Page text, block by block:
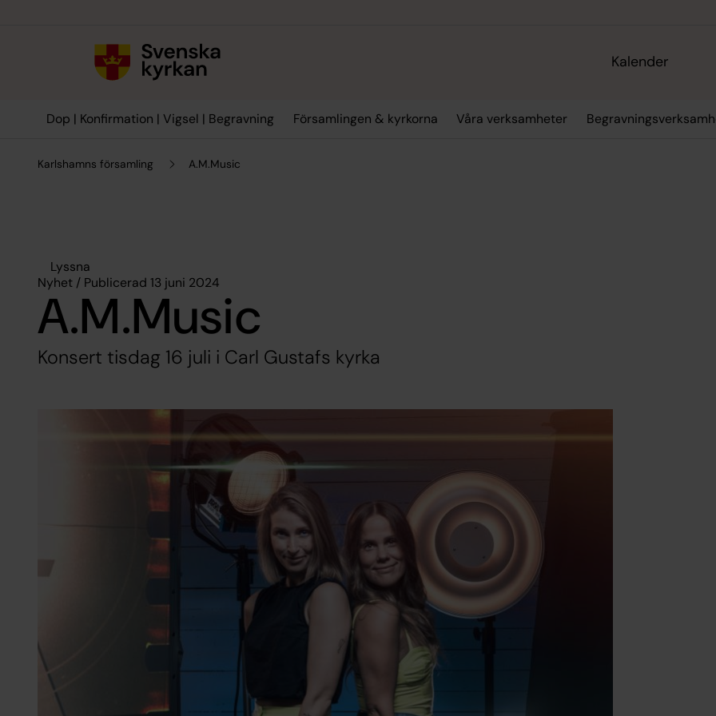
Kalender
Dop | Konfirmation | Vigsel | Begravning Församlingen & kyrkorna Våra verksamheter
Karlshamns församling A.M.Music
Lyssna
Nyhet / Publicerad 13 juni 2024
A.M.Music
Konsert tisdag 16 juli i Carl Gustafs kyrka